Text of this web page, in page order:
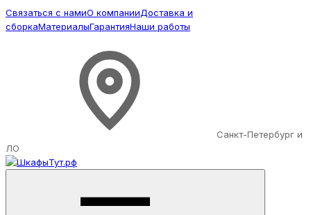
Связаться с намиО компанииДоставка и
сборкаМатериалыГарантияНаши работы
Санкт-Петербург и
ЛО